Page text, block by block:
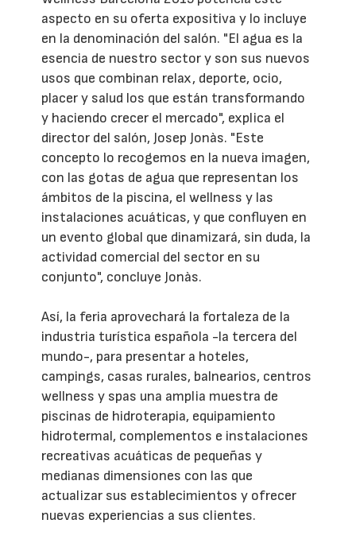
aspecto en su oferta expositiva y lo incluye
en la denominación del salón. "El agua es la
esencia de nuestro sector y son sus nuevos
usos que combinan relax, deporte, ocio,
placer y salud los que están transformando
y haciendo crecer el mercado", explica el
director del salón, Josep Jonàs. "Este
concepto lo recogemos en la nueva imagen,
con las gotas de agua que representan los
ámbitos de la piscina, el wellness y las
instalaciones acuáticas, y que confluyen en
un evento global que dinamizará, sin duda, la
actividad comercial del sector en su
conjunto", concluye Jonàs.
Así, la feria aprovechará la fortaleza de la
industria turística española -la tercera del
mundo-, para presentar a hoteles,
campings, casas rurales, balnearios, centros
wellness y spas una amplia muestra de
piscinas de hidroterapia, equipamiento
hidrotermal, complementos e instalaciones
recreativas acuáticas de pequeñas y
medianas dimensiones con las que
actualizar sus establecimientos y ofrecer
nuevas experiencias a sus clientes.